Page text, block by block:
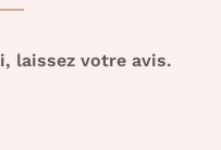
laissez votre avis.